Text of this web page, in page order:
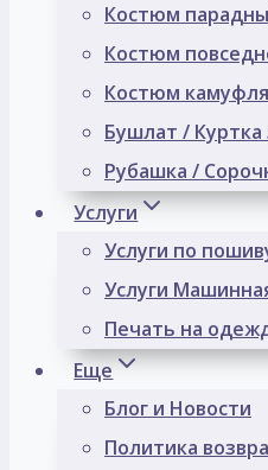
Костюм
Костюм
Костюм
Бушлат / Куртка
Рубашка /
Услуги
Услуги по
Услуги
Печать на
Еще
Блог и Новости
Политика